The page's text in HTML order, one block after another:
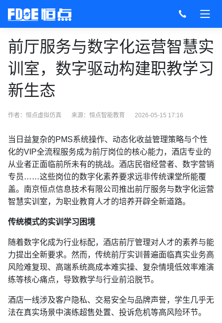
前厅服务与数字化运营智慧实
训室，数字驱动构建职教学习
新生态
作者：恒点虚拟仿真 来源： 恒点智能教育 2026-05-15 17:16
当日益复杂的PMS系统操作、动态化收益管理策略与个性
化的VIP全流程服务成为前厅岗位的核心能力，酒店专业的
从业者正面临前所未有的挑战。酒店民宿经营者、数字营销
专员……这些岗位的数字化素养要求远非传统课堂所能覆
盖。南京恒点信息技术有限公司推出前厅服务与数字化运营
智慧实训室，为职业教育人才的培养开辟全新道路。
传统模式的实训学习困境
随着数字化成为行业标配，酒店前厅管理对人才的素养与能
力提出全新要求。然而，传统前厅实训普遍面临真实业务高
风险难复现、高端系统高成本难实操、复杂情境低效率难演
练等核心痛点，导致教学与行业前沿脱节。
酒店一线涉及客户隐私、交易安全与品牌声誉，学生几乎无
法在真实场景中演练超售处置、投诉危机等高风险环节。